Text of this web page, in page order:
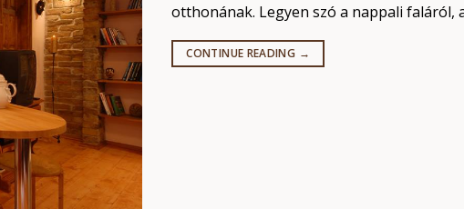
otthonának. Legyen szó a nappali faláról,
CONTINUE READING →